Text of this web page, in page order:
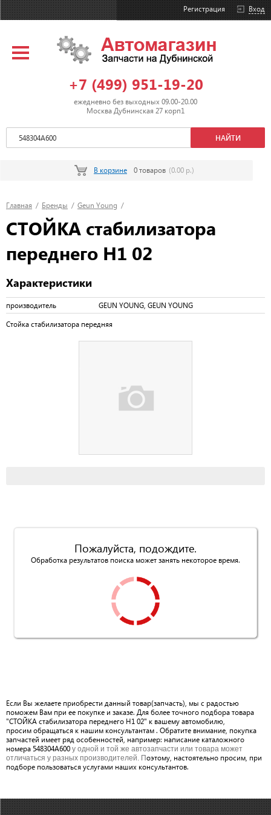
Вход
Регистрация
+7 (499) 951-19-20
ежедневно без выходных 09.00-20.00
Москва Дубнинская 27 корп1
В корзине 0 товаров (0.00 р.)
Главная / Бренды / Geun Young /
СТОЙКА стабилизатора
переднего H1 02
Характеристики
производитель GEUN YOUNG, GEUN YOUNG
Стойка стабилизатора передняя
Пожалуйста, подождите.
Обработка результатов поиска может занять некоторое время.
Если Вы желаете приобрести данный товар(запчасть), мы с радостью
поможем Вам при ее покупке и заказе. Для более точного подбора товара
"СТОЙКА стабилизатора переднего H1 02" к вашему автомобилю,
просим обращаться к нашим консультантам . Обратите внимание, покупка
запчастей имеет ряд особенностей, например: написание каталожного
номера 548304A600 у одной и той же автозапчасти или товара может
отличаться у разных производителей. Поэтому, настоятельно просим, при
подборе пользоваться услугами наших консультантов.